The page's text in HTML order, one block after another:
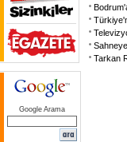
Google Arama
Tarkan